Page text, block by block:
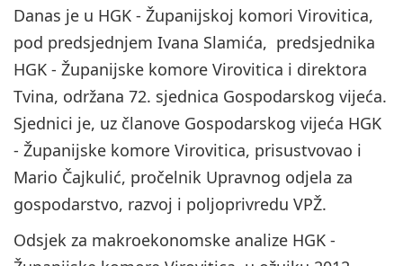
Danas je u HGK - Županijskoj komori Virovitica,
pod predsjednjem Ivana Slamića, predsjednika
HGK - Županijske komore Virovitica i direktora
Tvina, održana 72. sjednica Gospodarskog vijeća.
Sjednici je, uz članove Gospodarskog vijeća HGK
- Županijske komore Virovitica, prisustvovao i
Mario Čajkulić, pročelnik Upravnog odjela za
gospodarstvo, razvoj i poljoprivredu VPŽ.
Odsjek za makroekonomske analize HGK -